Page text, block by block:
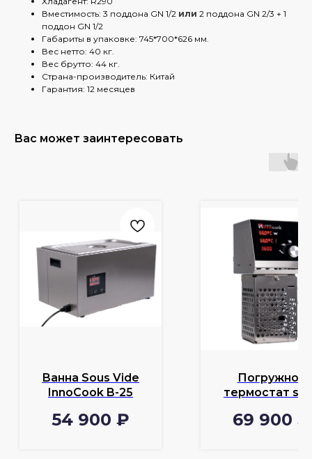
Вместимость: 3 поддона GN 1/2 или 2 поддона GN 2/3 + 1
поддон GN 1/2
Габариты в упаковке: 745*700*626 мм.
Вес нетто: 40 кг.
Вес брутто: 44 кг.
Страна-производитель: Китай
Гарантия: 12 месяцев
Вас может заинтересовать
Ванна Sous Vide
InnoCook B-25
54 900 ₽
Погружной
термостат
Vortex с
69 900 ₽